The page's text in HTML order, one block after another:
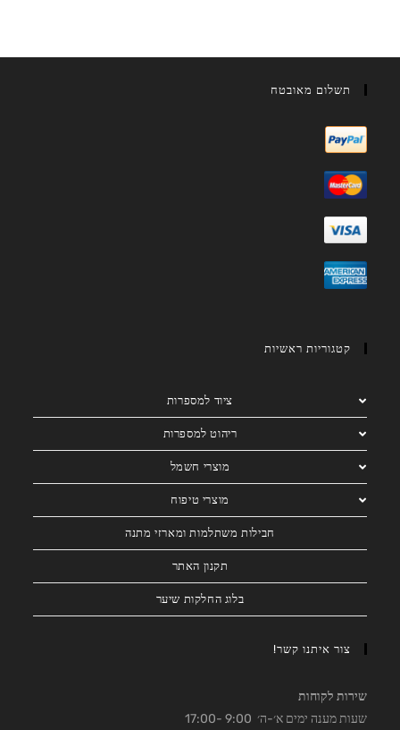
תשלום מאובטח
קטגוריות ראשיות
ציוד למספרות
ריהוט למספרות
מוצרי חשמל
מוצרי טיפוח
חבילות משתלמות ומארזי מתנה
תקנון האתר
בלוג החלקות שיער
צור איתנו קשר!
שירות לקוחות
שעות מענה ימים א׳-ה׳ 9:00 -17:00